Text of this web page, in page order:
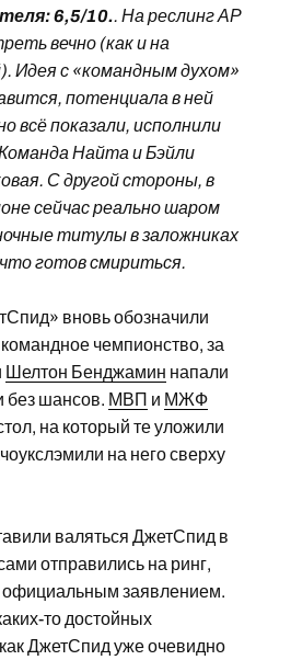
6,5/10.. На реслинг АР
вечно (как и на
Идея с «командным духом»
потенциала в ней
всё показали, исполнили
Найта и Бэйли
С другой стороны, в
сейчас реально шаром
титулы в заложниках
готов смириться.
вновь обозначили
чемпионство, за
Шелтон Бенджамин напали
без шансов. МВП и МЖФ
на который те уложили
на него сверху
валяться ДжетСпид в
отправились на ринг,
официальным заявлением.
то достойных
ДжетСпид уже очевидно